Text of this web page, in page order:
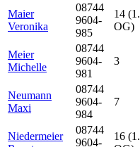
Maier
Veronika
08744
9604-
985
14 (1.
OG)
Meier
Michelle
08744
9604-
981
3
Neumann
Maxi
08744
9604-
984
7
Niedermeier
08744
9604-
16 (1.